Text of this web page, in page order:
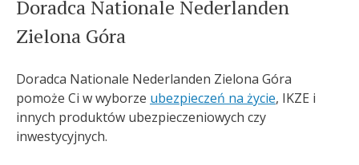
Doradca Nationale Nederlanden
Zielona Góra
Doradca Nationale Nederlanden Zielona Góra
pomoże Ci w wyborze ubezpieczeń na życie, IKZE i
innych produktów ubezpieczeniowych czy
inwestycyjnych.